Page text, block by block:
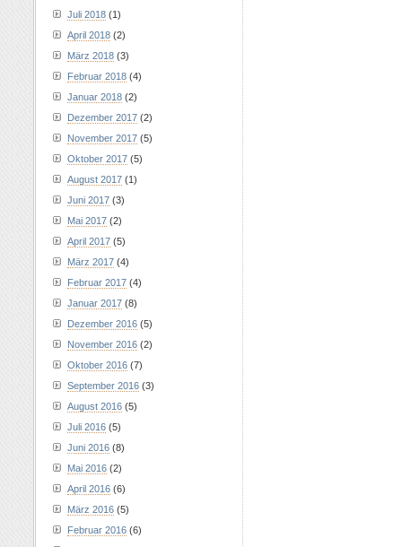
Juli 2018 (1)
April 2018 (2)
März 2018 (3)
Februar 2018 (4)
Januar 2018 (2)
Dezember 2017 (2)
November 2017 (5)
Oktober 2017 (5)
August 2017 (1)
Juni 2017 (3)
Mai 2017 (2)
April 2017 (5)
März 2017 (4)
Februar 2017 (4)
Januar 2017 (8)
Dezember 2016 (5)
November 2016 (2)
Oktober 2016 (7)
September 2016 (3)
August 2016 (5)
Juli 2016 (5)
Juni 2016 (8)
Mai 2016 (2)
April 2016 (6)
März 2016 (5)
Februar 2016 (6)